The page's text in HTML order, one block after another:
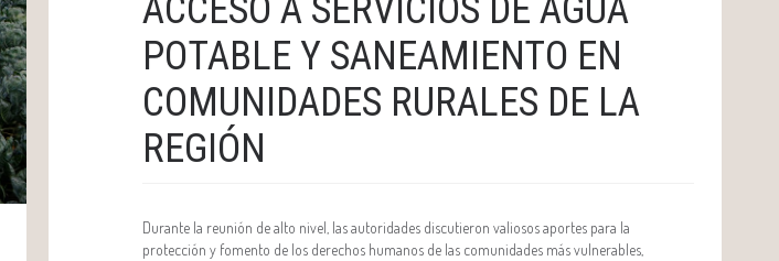
ACCESO A SERVICIOS DE AGUA
POTABLE Y SANEAMIENTO EN
COMUNIDADES RURALES DE LA
REGIÓN
Durante la reunión de alto nivel, las autoridades discutieron valiosos aportes para la
protección y fomento de los derechos humanos de las comunidades más vulnerables,